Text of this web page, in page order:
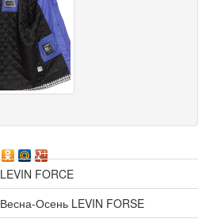
LEVIN FORCE
Весна-Осень LEVIN FORSE